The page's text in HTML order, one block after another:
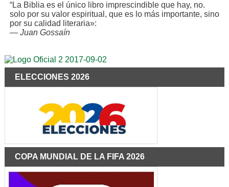
“La Biblia es el único libro imprescindible que hay, no.
solo por su valor espiritual, que es lo más importante, sino
por su calidad literaria»:
— Juan Gossaín
ELECCIONES 2026
COPA MUNDIAL DE LA FIFA 2026